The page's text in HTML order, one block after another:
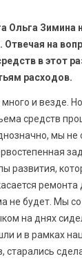
Ольга
на
в этот
расходов.
и везде.
средств
мы не
развития,
ремонта
не будет. Мы
на днях
и в рамках